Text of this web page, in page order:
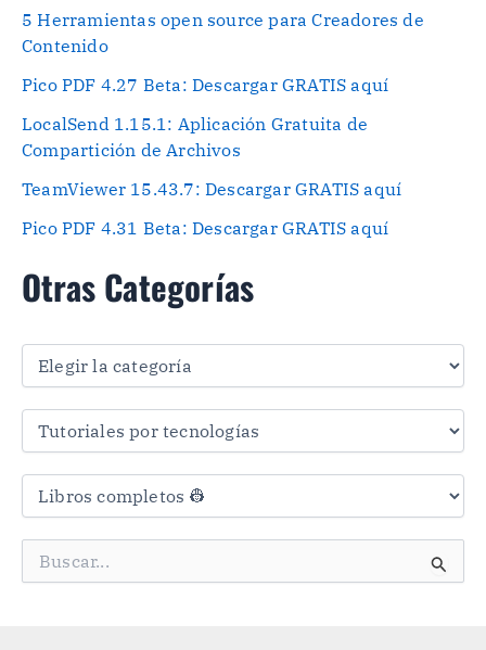
5 Herramientas open source para Creadores de
Contenido
Pico PDF 4.27 Beta: Descargar GRATIS aquí
LocalSend 1.15.1: Aplicación Gratuita de
Compartición de Archivos
TeamViewer 15.43.7: Descargar GRATIS aquí
Pico PDF 4.31 Beta: Descargar GRATIS aquí
Otras Categorías